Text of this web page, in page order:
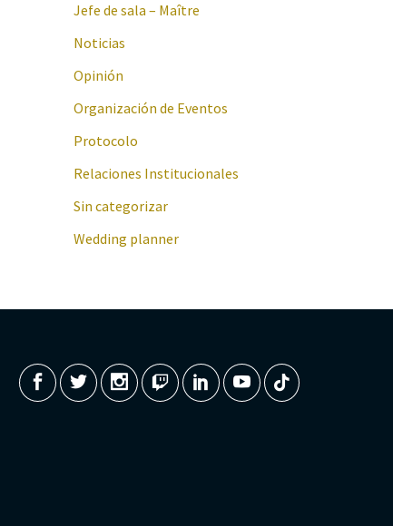
Jefe de sala – Maître
Noticias
Opinión
Organización de Eventos
Protocolo
Relaciones Institucionales
Sin categorizar
Wedding planner